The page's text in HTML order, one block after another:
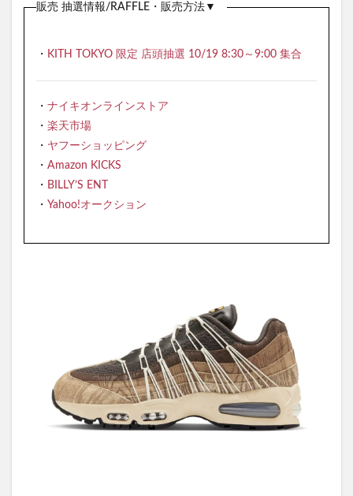
販売 抽選情報/RAFFLE・販売方法▼
・ KITH TOKYO 限定 店頭抽選 10/19 8:30～9:00 集合
・ ナイキオンラインストア
・ 楽天市場
・ ヤフーショッピング
・ Amazon KICKS
・ BILLY’S ENT
・ Yahoo!オークション